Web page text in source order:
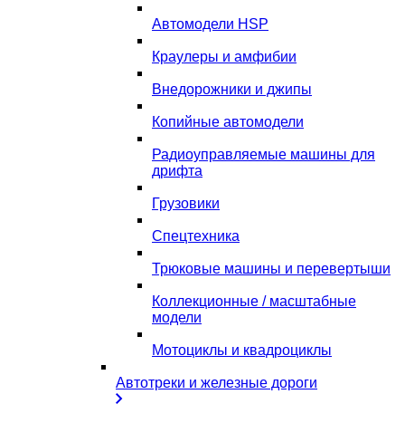
Автомодели HSP
Краулеры и амфибии
Внедорожники и джипы
Копийные автомодели
Радиоуправляемые машины для
дрифта
Грузовики
Спецтехника
Трюковые машины и перевертыши
Коллекционные / масштабные
модели
Мотоциклы и квадроциклы
Автотреки и железные дороги